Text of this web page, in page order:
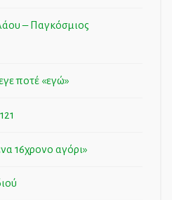
– Παγκόσμιος
ποτέ «εγώ»
16χρονο αγόρι»